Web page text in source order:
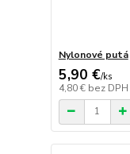
Nylonové putá
5,90 €/ks
4,80 € bez DPH